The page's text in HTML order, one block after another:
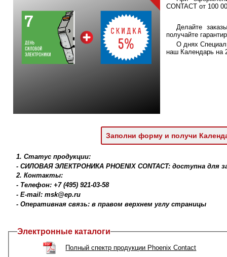
CONTACT от 100
Делайте
получайте
О днях
наш Календарь на
Заполни форму и получи
1. Статус продукции:
- СИЛОВАЯ ЭЛЕКТРОНИКА PHOENIX CONTACT: доступна для
2. Контакты:
- Телефон: +7 (495) 921-03-58
- E-mail: msk@ep.ru
- Оперативная связь: в правом верхнем углу страницы
Электронные каталоги
Полный спектр продукции Phoenix Contact